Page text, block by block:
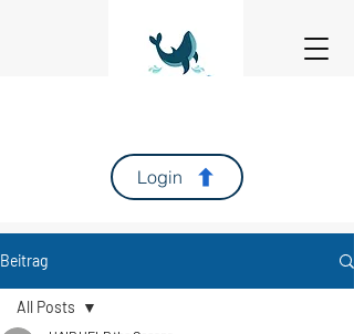
Login
Beitrag
All Posts